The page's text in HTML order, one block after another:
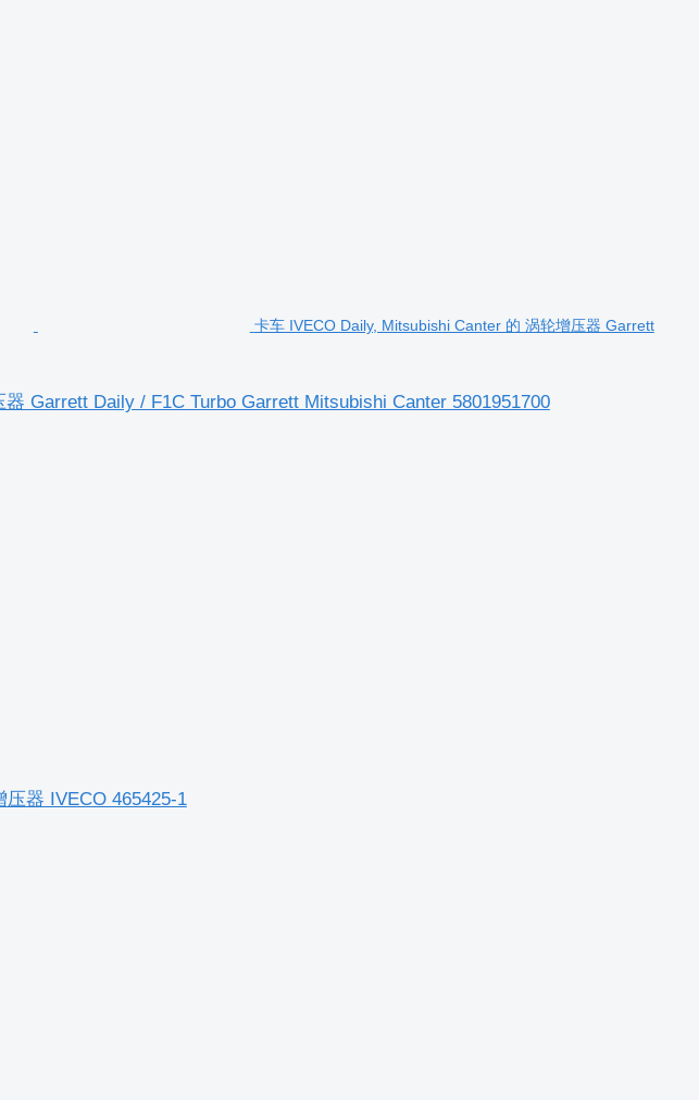
卡车 IVECO Daily, Mitsubishi Canter 的 涡轮增压器 Garrett
Garrett Daily / F1C Turbo Garrett Mitsubishi Canter 5801951700
器 IVECO 465425-1